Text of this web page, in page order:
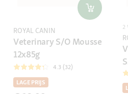
ROYAL CANIN
Veterinary S/O Mousse
12x85g
4.3 (32)
LAGE PRIJS
2